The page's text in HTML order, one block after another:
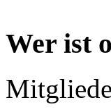
Wer ist